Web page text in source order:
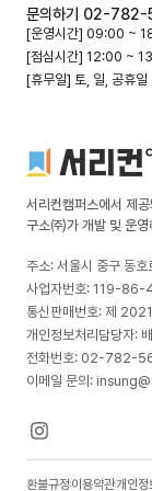
문의하기 02-
[운영시간] 09:00 ~
[점심시간] 12:00 ~
[휴무일] 토, 일, 공휴일
서리컨캠퍼스에서 제
구소㈜가 개발 및 운영
주소: 서울시 중구 동
사업자번호: 119-
통신판매번호: 제
개인정보처리담당자:
전화번호: 02-782-
이메일 문의:
환불규정 이용약관개인정